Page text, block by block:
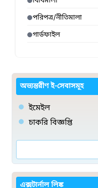
পরিপত্র/নীতিমালা
গার্ডফাইল
অভ্যন্তরীণ ই-সেবাসমূহ
ইমেইল
চাকরি বিজ্ঞপ্তি
এক্সটার্নাল লিঙ্ক